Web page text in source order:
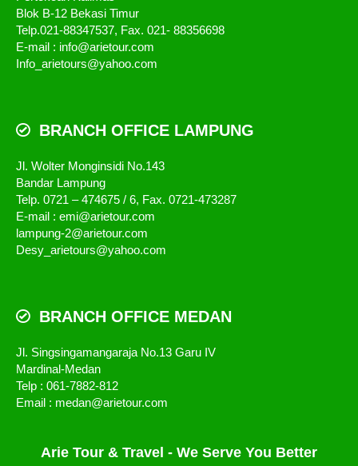
Blok B-12 Bekasi Timur
Telp.021-88347537, Fax. 021- 88356698
E-mail : info@arietour.com
Info_arietours@yahoo.com
BRANCH OFFICE LAMPUNG
Jl. Wolter Monginsidi No.143
Bandar Lampung
Telp. 0721 – 474675 / 6, Fax. 0721-473287
E-mail : emi@arietour.com
lampung-2@arietour.com
Desy_arietours@yahoo.com
BRANCH OFFICE MEDAN
Jl. Singsingamangaraja No.13 Garu IV
Mardinal-Medan
Telp : 061-7882-812
Email : medan@arietour.com
Arie Tour & Travel - We Serve You Better